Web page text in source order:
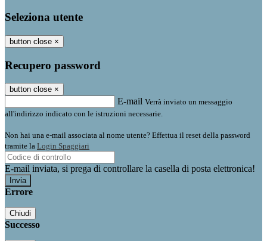
Seleziona utente
button close ×
Recupero password
button close ×
E-mail Verrà inviato un messaggio
all'indirizzo indicato con le istruzioni necessarie.
Non hai una e-mail associata al nome utente? Effettua il reset della password
tramite la Login Spaggiari
E-mail inviata, si prega di controllare la casella di posta elettronica!
Errore
Chiudi
Successo